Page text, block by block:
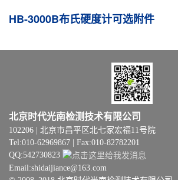
HB-3000B布氏硬度计可选附件
北京时代光南检测技术有限公司
102206 | 北京市昌平区北七家宏福11号院
Tel:010-62969867 | Fax:010-82782201
QQ:542730823
Email:shidaijiance@163.com